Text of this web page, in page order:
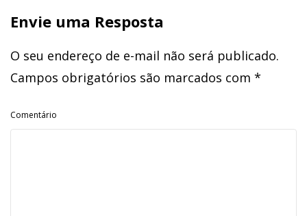
Envie uma Resposta
O seu endereço de e-mail não será publicado.
Campos obrigatórios são marcados com *
Comentário